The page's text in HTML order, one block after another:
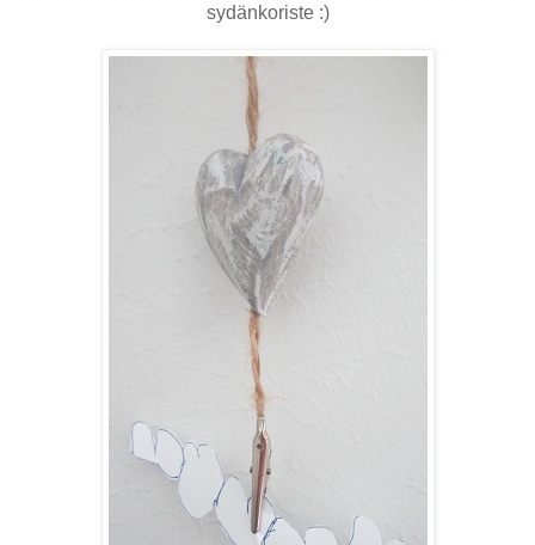
sydänkoriste :)